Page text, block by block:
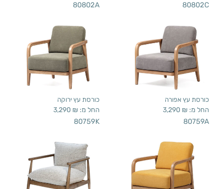
80802C
80802A
כורסת עץ אפורה
החל מ: 3,290 ₪
80759A
כורסת עץ ירוקה
החל מ: 3,290 ₪
80759K